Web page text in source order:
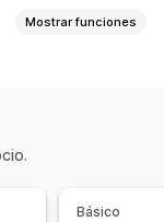
Mostrar funciones
sociales
Básico